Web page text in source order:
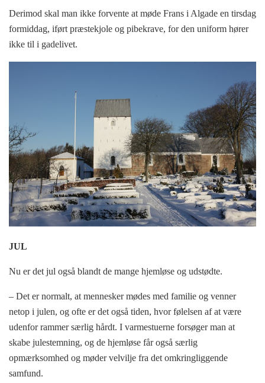
Derimod skal man ikke forvente at møde Frans i Algade en tirsdag
formiddag, iført præstekjole og pibekrave, for den uniform hører
ikke til i gadelivet.
JUL
Nu er det jul også blandt de mange hjemløse og udstødte.
– Det er normalt, at mennesker mødes med familie og venner
netop i julen, og ofte er det også tiden, hvor følelsen af at være
udenfor rammer særlig hårdt. I varmestuerne forsøger man at
skabe julestemning, og de hjemløse får også særlig
opmærksomhed og møder velvilje fra det omkringliggende
samfund.